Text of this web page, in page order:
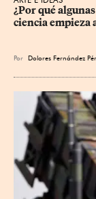
¿Por qué
ciencia empieza
Por Dolores Fernández